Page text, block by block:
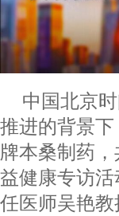
中国北京
推进的背景
牌本桑制药
益健康专访
任医师吴艳